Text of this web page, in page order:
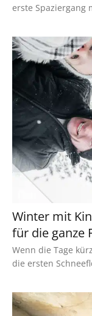
erste Spaziergang
Winter mit
für die ganze
Wenn die Tage
die ersten